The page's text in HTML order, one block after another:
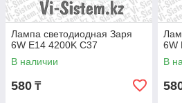
Лампа светодиодная Заря
6W E14 4200K C37
В наличии
580 ₸
6W
В